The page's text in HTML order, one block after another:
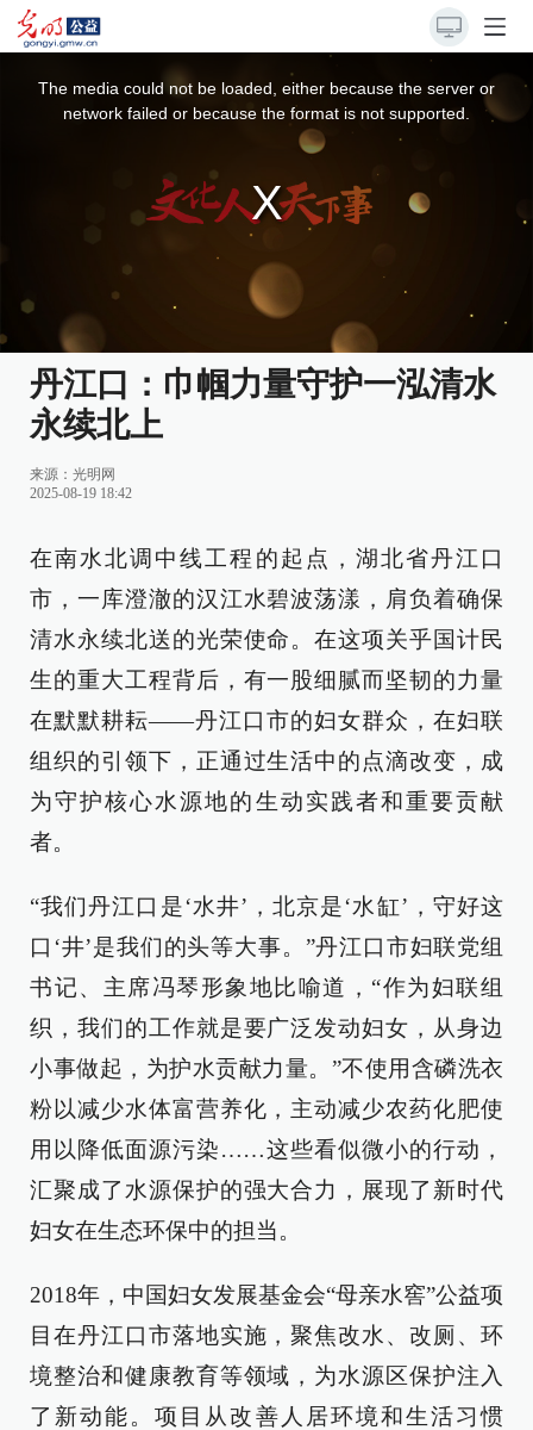
The media could not be loaded, either because the server or
network failed or because the format is not supported.
丹江口：巾帼力量守护一泓清水
永续北上
来源： 光明网
2025-08-19 18:42
在南水北调中线工程的起点，湖北省丹江口
市，一库澄澈的汉江水碧波荡漾，肩负着确保
清水永续北送的光荣使命。在这项关乎国计民
生的重大工程背后，有一股细腻而坚韧的力量
在默默耕耘——丹江口市的妇女群众，在妇联
组织的引领下，正通过生活中的点滴改变，成
为守护核心水源地的生动实践者和重要贡献
者。
“我们丹江口是‘水井’，北京是‘水缸’，守好这
口‘井’是我们的头等大事。”丹江口市妇联党组
书记、主席冯琴形象地比喻道，“作为妇联组
织，我们的工作就是要广泛发动妇女，从身边
小事做起，为护水贡献力量。”不使用含磷洗衣
粉以减少水体富营养化，主动减少农药化肥使
用以降低面源污染……这些看似微小的行动，
汇聚成了水源保护的强大合力，展现了新时代
妇女在生态环保中的担当。
2018年，中国妇女发展基金会“母亲水窖”公益项
目在丹江口市落地实施，聚焦改水、改厕、环
境整治和健康教育等领域，为水源区保护注入
了新动能。项目从改善人居环境和生活习惯